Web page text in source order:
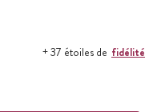
+ 37 étoiles de fidélité